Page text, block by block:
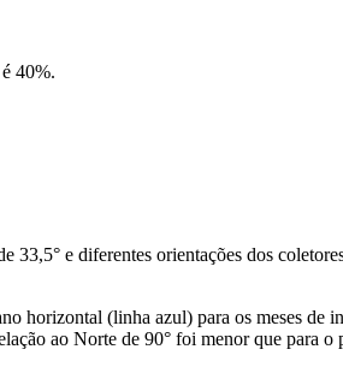
40%.
33,5° e diferentes orientações dos
horizontal (linha azul) para os meses de
ao Norte de 90° foi menor que para o